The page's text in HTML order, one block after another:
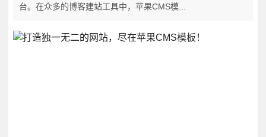
台。在众多的博客建站工具中，苹果CMS模...